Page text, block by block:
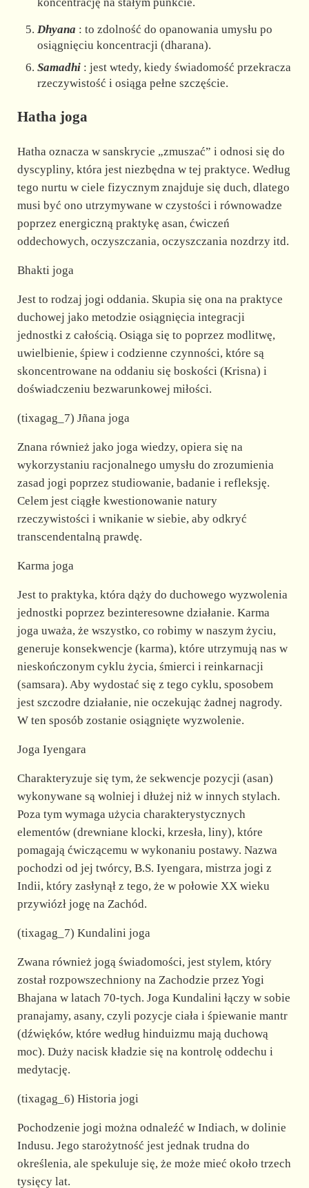
koncentrację na stałym punkcie.
Dhyana : to zdolność do opanowania umysłu po
osiągnięciu koncentracji (dharana).
Samadhi : jest wtedy, kiedy świadomość przekracza
rzeczywistość i osiąga pełne szczęście.
Hatha joga
Hatha oznacza w sanskrycie „zmuszać” i odnosi się do
dyscypliny, która jest niezbędna w tej praktyce. Według
tego nurtu w ciele fizycznym znajduje się duch, dlatego
musi być ono utrzymywane w czystości i równowadze
poprzez energiczną praktykę asan, ćwiczeń
oddechowych, oczyszczania, oczyszczania nozdrzy itd.
Bhakti joga
Jest to rodzaj jogi oddania. Skupia się ona na praktyce
duchowej jako metodzie osiągnięcia integracji
jednostki z całością. Osiąga się to poprzez modlitwę,
uwielbienie, śpiew i codzienne czynności, które są
skoncentrowane na oddaniu się boskości (Krisna) i
doświadczeniu bezwarunkowej miłości.
(tixagag_7) Jñana joga
Znana również jako joga wiedzy, opiera się na
wykorzystaniu racjonalnego umysłu do zrozumienia
zasad jogi poprzez studiowanie, badanie i refleksję.
Celem jest ciągłe kwestionowanie natury
rzeczywistości i wnikanie w siebie, aby odkryć
transcendentalną prawdę.
Karma joga
Jest to praktyka, która dąży do duchowego wyzwolenia
jednostki poprzez bezinteresowne działanie. Karma
joga uważa, że wszystko, co robimy w naszym życiu,
generuje konsekwencje (karma), które utrzymują nas w
nieskończonym cyklu życia, śmierci i reinkarnacji
(samsara). Aby wydostać się z tego cyklu, sposobem
jest szczodre działanie, nie oczekując żadnej nagrody.
W ten sposób zostanie osiągnięte wyzwolenie.
Joga Iyengara
Charakteryzuje się tym, że sekwencje pozycji (asan)
wykonywane są wolniej i dłużej niż w innych stylach.
Poza tym wymaga użycia charakterystycznych
elementów (drewniane klocki, krzesła, liny), które
pomagają ćwiczącemu w wykonaniu postawy. Nazwa
pochodzi od jej twórcy, B.S. Iyengara, mistrza jogi z
Indii, który zasłynął z tego, że w połowie XX wieku
przywiózł jogę na Zachód.
(tixagag_7) Kundalini joga
Zwana również jogą świadomości, jest stylem, który
został rozpowszechniony na Zachodzie przez Yogi
Bhajana w latach 70-tych. Joga Kundalini łączy w sobie
pranajamy, asany, czyli pozycje ciała i śpiewanie mantr
(dźwięków, które według hinduizmu mają duchową
moc). Duży nacisk kładzie się na kontrolę oddechu i
medytację.
(tixagag_6) Historia jogi
Pochodzenie jogi można odnaleźć w Indiach, w dolinie
Indusu. Jego starożytność jest jednak trudna do
określenia, ale spekuluje się, że może mieć około trzech
tysięcy lat.